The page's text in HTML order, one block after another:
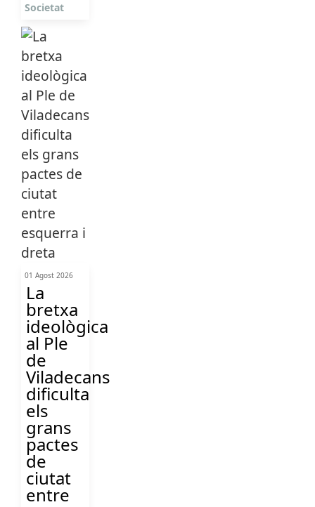
Societat
01 Agost 2026
La
bretxa
ideològica
al Ple
de
Viladecans
dificulta
els
grans
pactes
de
ciutat
entre